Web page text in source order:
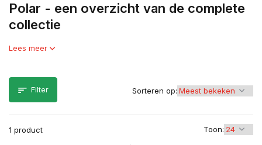
Polar - een overzicht van de complete
collectie
Lees meer
Filter
1 product Toon:
Sorteren op: